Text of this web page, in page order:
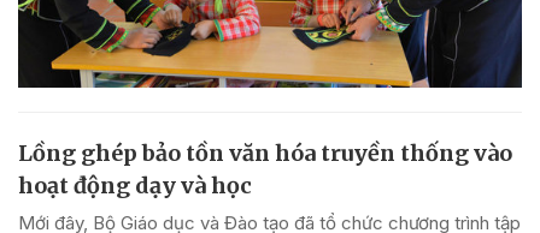
Lồng ghép bảo tồn văn hóa truyền thống vào
hoạt động dạy và học
Mới đây, Bộ Giáo dục và Đào tạo đã tổ chức chương trình tập